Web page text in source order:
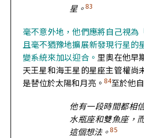
星。 83
毫不意外地，他們應將自己視為
且毫不猶豫地擴展新發現行星的
變系統來加以迎合。 里奧在他早
天王星和海王星的星座主管權尚
是替位於太陽和月亮。 84至於他
他有一段時間都相
水瓶座和雙魚座，
這個想法。 85